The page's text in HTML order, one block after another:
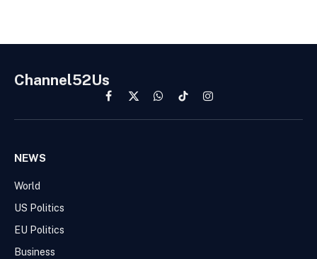
Channel52Us
Facebook
X
(Twitter)
WhatsApp
TikTokInstagram
NEWS
World
US Politics
EU Politics
Business